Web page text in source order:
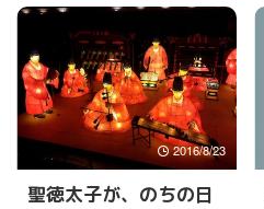
2016/8/23
聖徳太子が、のちの日